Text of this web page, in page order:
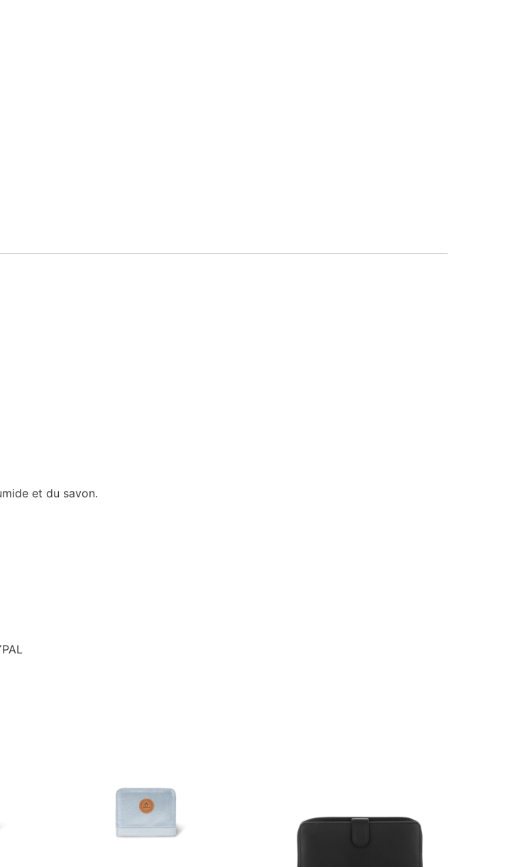
et du savon.